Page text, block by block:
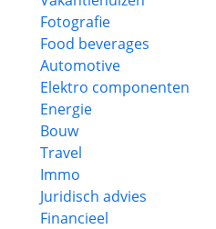
Fotografie
Food beverages
Automotive
Elektro componenten
Energie
Bouw
Travel
Immo
Juridisch advies
Financieel